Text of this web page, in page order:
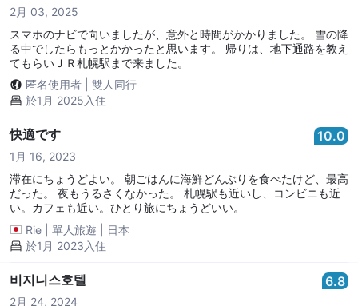
2月 03, 2025
スマホのナビで向いましたが、意外と時間がかかりました。 雪の降
る中でしたらもっとかかったと思います。 帰りは、地下通路を教え
てもらいＪＲ札幌駅まで来ました。
匿名使用者
雙人同行
於1月 2025入住
快適です 10.0
1月 16, 2023
滞在にちょうどよい。 朝ごはんに海鮮どんぶりを食べたけど、最高
だった。 夜もうるさくなかった。 札幌駅も近いし、コンビニも近
い。カフェも近い。ひとり旅にちょうどいい。
Rie
單人旅遊
日本
於1月 2023入住
비지니스호텔 6.8
2月 24, 2024